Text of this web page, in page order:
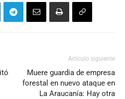
Artículo siguiente
Muere guardia de empresa
forestal en nuevo ataque en
La Araucanía: Hay otra